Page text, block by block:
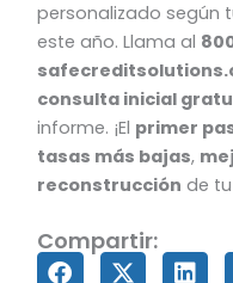
personalizado según
este año. Llama al
consulta inicial
informe. ¡El primer
tasas más bajas,
reconstrucción de
Compartir: